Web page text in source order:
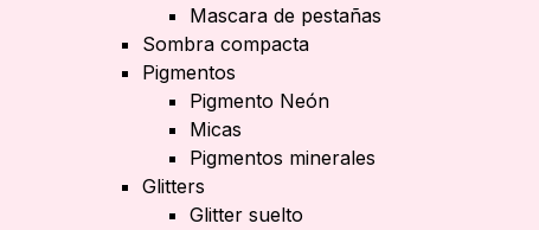
Mascara de pestañas
Sombra compacta
Pigmentos
Pigmento Neón
Micas
Pigmentos minerales
Glitters
Glitter suelto